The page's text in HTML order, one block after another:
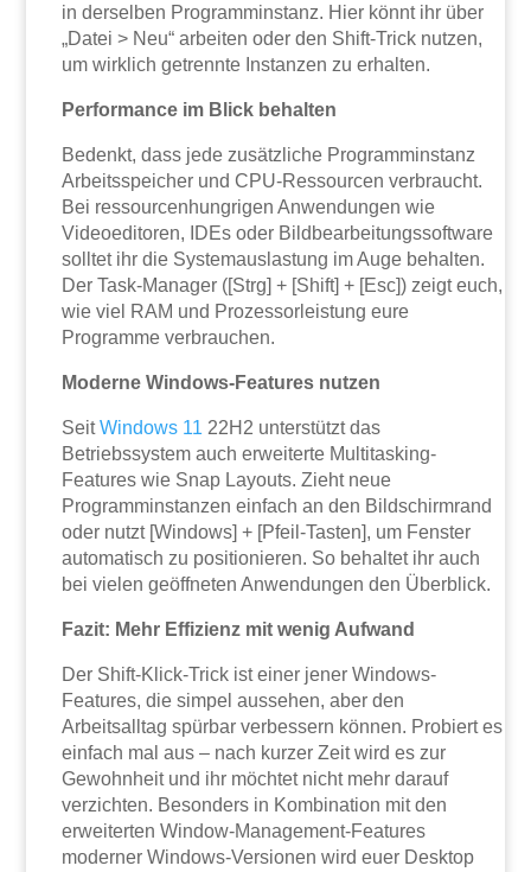
in derselben Programminstanz. Hier könnt ihr über
„Datei > Neu“ arbeiten oder den Shift-Trick nutzen,
um wirklich getrennte Instanzen zu erhalten.
Performance im Blick behalten
Bedenkt, dass jede zusätzliche Programminstanz
Arbeitsspeicher und CPU-Ressourcen verbraucht.
Bei ressourcenhungrigen Anwendungen wie
Videoeditoren, IDEs oder Bildbearbeitungssoftware
solltet ihr die Systemauslastung im Auge behalten.
Der Task-Manager ([Strg] + [Shift] + [Esc]) zeigt euch,
wie viel RAM und Prozessorleistung eure
Programme verbrauchen.
Moderne Windows-Features nutzen
SeitWindows 11 22H2 unterstützt das
Betriebssystem auch erweiterte Multitasking-
Features wie Snap Layouts. Zieht neue
Programminstanzen einfach an den Bildschirmrand
oder nutzt [Windows] + [Pfeil-Tasten], um Fenster
automatisch zu positionieren. So behaltet ihr auch
bei vielen geöffneten Anwendungen den Überblick.
Fazit: Mehr Effizienz mit wenig Aufwand
Der Shift-Klick-Trick ist einer jener Windows-
Features, die simpel aussehen, aber den
Arbeitsalltag spürbar verbessern können. Probiert es
einfach mal aus – nach kurzer Zeit wird es zur
Gewohnheit und ihr möchtet nicht mehr darauf
verzichten. Besonders in Kombination mit den
erweiterten Window-Management-Features
moderner Windows-Versionen wird euer Desktop